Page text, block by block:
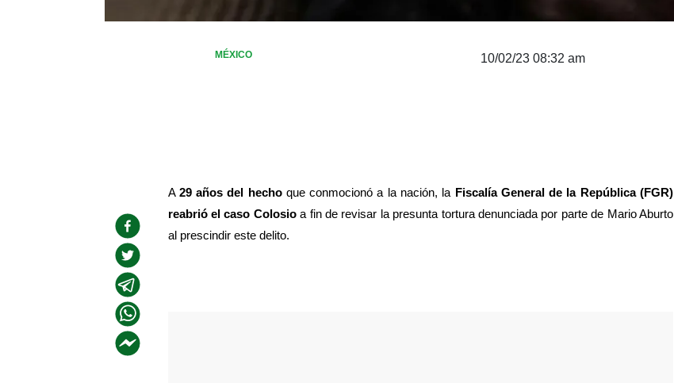
MÉXICO 10/02/23 08:32 am
A 29 años del hecho que conmocionó a la nación, la Fiscalía General de la República (FGR)
reabrió el caso Colosio a fin de revisar la presunta tortura denunciada por parte de Mario Aburto
al prescindir este delito.